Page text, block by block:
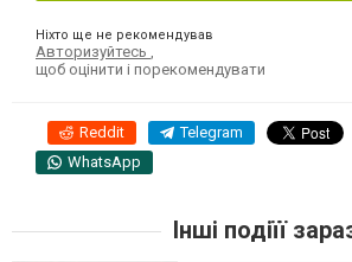
Ніхто ще не рекомендував
Авторизуйтесь
щоб оцінити і порекомендувати
Reddit Telegram
WhatsApp
Інші подіїї